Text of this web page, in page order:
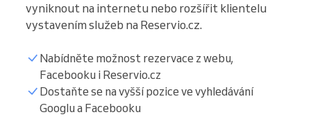
vyniknout na internetu nebo rozšířit klientelu
vystavením služeb na Reservio.cz.
Nabídněte možnost rezervace z webu,
Facebooku i Reservio.cz
Dostaňte se na vyšší pozice ve vyhledávání
Googlu a Facebooku